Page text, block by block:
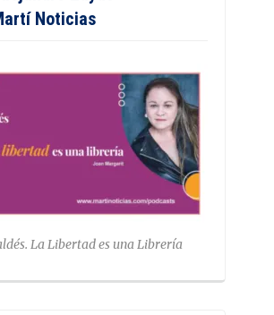
Noticias
La Libertad es una Librería